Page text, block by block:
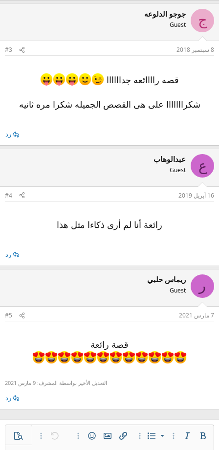
ج جوجو الدلوعه
Guest
8 سبتمبر 2018 #3
قصه راااائعه جداااااا
شکرااااااا علی هی القصص الجمیله شکرا مره ثانیه
رد
ع عبدالوهاب
Guest
16 أبريل 2019 #4
رائعة أنا لم أرى ذكاءا مثل هذا
رد
ر ريماس حلبي
Guest
7 مارس 2021 #5
قصة رائعة
التعديل الأخير بواسطة المشرف: 9 مارس 2021
رد
غامق مائل خيارات إضافية…
قائمة
قائمة مرتبة
خيارات إضافية…
إدراج رابطإدراج صورةالإبتساماتخيارات إضافية…
تراجع خيارات إضافية…
معاينة